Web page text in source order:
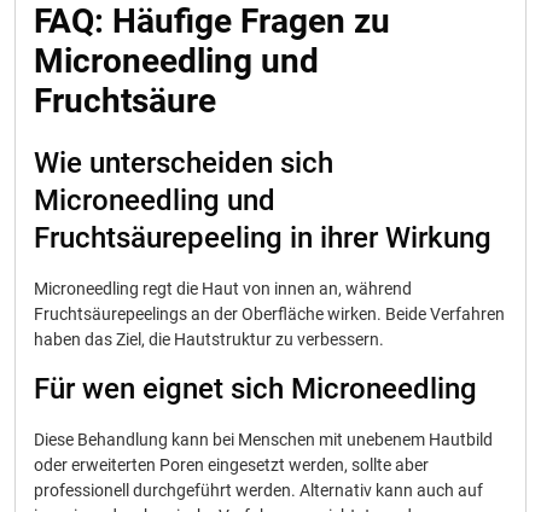
FAQ: Häufige Fragen zu
Microneedling und
Fruchtsäure
Wie unterscheiden sich
Microneedling und
Fruchtsäurepeeling in ihrer Wirkung
Microneedling regt die Haut von innen an, während
Fruchtsäurepeelings an der Oberfläche wirken. Beide Verfahren
haben das Ziel, die Hautstruktur zu verbessern.
Für wen eignet sich Microneedling
Diese Behandlung kann bei Menschen mit unebenem Hautbild
oder erweiterten Poren eingesetzt werden, sollte aber
professionell durchgeführt werden. Alternativ kann auch auf